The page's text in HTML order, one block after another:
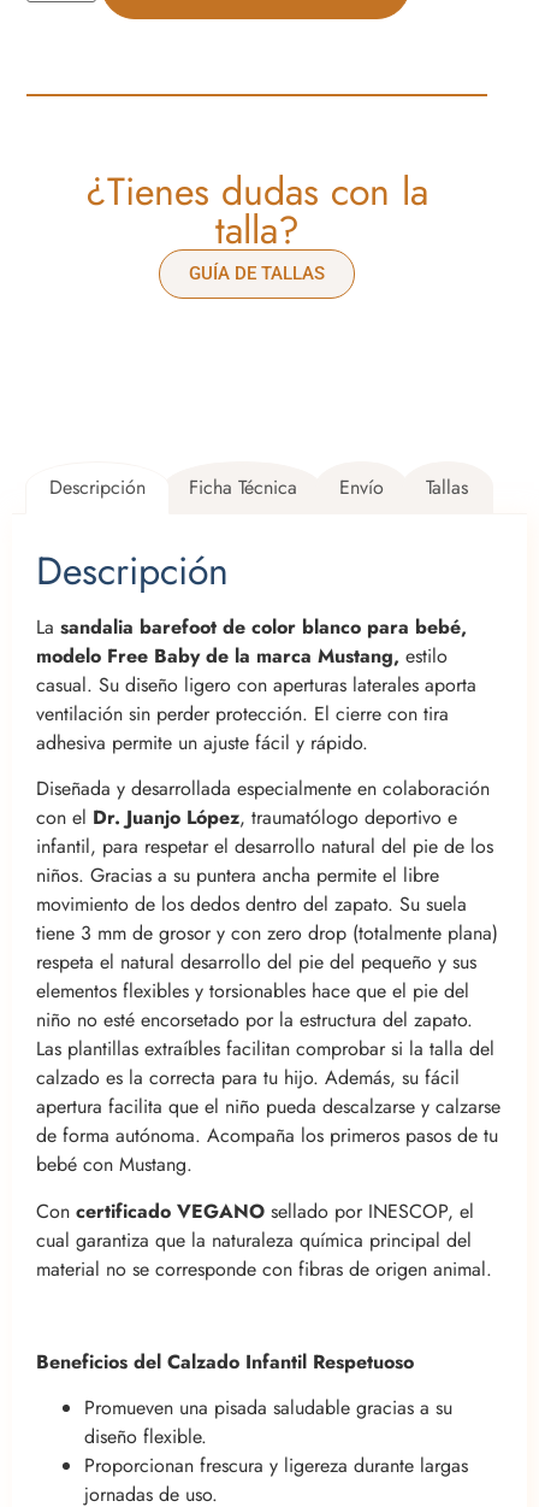
¿Tienes dudas con la
talla?
GUÍA DE TALLAS
Descripción Ficha Técnica Envío Tallas
Descripción
La sandalia barefoot de color blanco para bebé,
modelo Free Baby de la marca Mustang, estilo
casual. Su diseño ligero con aperturas laterales aporta
ventilación sin perder protección. El cierre con tira
adhesiva permite un ajuste fácil y rápido.
Diseñada y desarrollada especialmente en colaboración
con el Dr. Juanjo López, traumatólogo deportivo e
infantil, para respetar el desarrollo natural del pie de los
niños. Gracias a su puntera ancha permite el libre
movimiento de los dedos dentro del zapato. Su suela
tiene 3 mm de grosor y con zero drop (totalmente plana)
respeta el natural desarrollo del pie del pequeño y sus
elementos flexibles y torsionables hace que el pie del
niño no esté encorsetado por la estructura del zapato.
Las plantillas extraíbles facilitan comprobar si la talla del
calzado es la correcta para tu hijo. Además, su fácil
apertura facilita que el niño pueda descalzarse y calzarse
de forma autónoma. Acompaña los primeros pasos de tu
bebé con Mustang.
Con certificado VEGANO sellado por INESCOP, el
cual garantiza que la naturaleza química principal del
material no se corresponde con fibras de origen animal.
Beneficios del Calzado Infantil Respetuoso
Promueven una pisada saludable gracias a su
diseño flexible.
Proporcionan frescura y ligereza durante largas
jornadas de uso.